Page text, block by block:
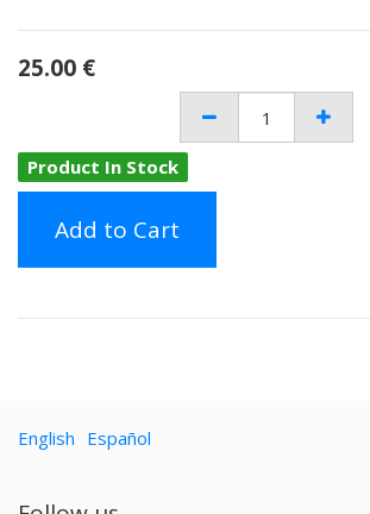
25.00 €
Product In Stock
Add to Cart
English Español